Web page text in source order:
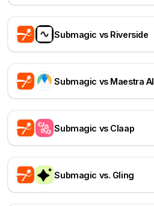
Submagic vs Riverside
Submagic vs Maestra AI
Submagic vs Claap
Submagic vs. Gling